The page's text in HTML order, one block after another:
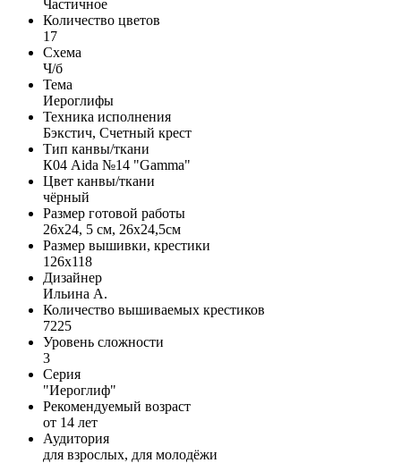
Частичное
Количество цветов
17
Схема
Ч/б
Тема
Иероглифы
Техника исполнения
Бэкстич, Счетный крест
Тип канвы/ткани
К04 Aida №14 "Gamma"
Цвет канвы/ткани
чёрный
Размер готовой работы
26x24, 5 см, 26x24,5см
Размер вышивки, крестики
126x118
Дизайнер
Ильина А.
Количество вышиваемых крестиков
7225
Уровень сложности
3
Серия
"Иероглиф"
Рекомендуемый возраст
от 14 лет
Аудитория
для взрослых, для молодёжи